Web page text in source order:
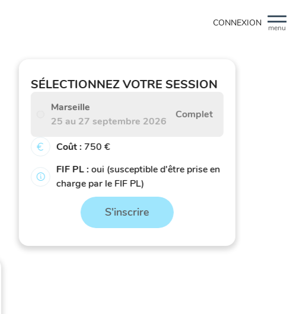
menu
CONNEXION
SÉLECTIONNEZ VOTRE SESSION
Marseille
25 au 27 septembre 2026
Complet
Coût : 750 €
FIF PL : oui (susceptible d'être prise en
charge par le FIF PL)
S'inscrire